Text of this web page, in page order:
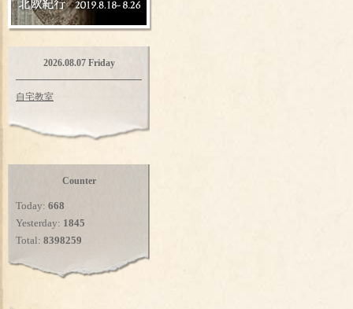
2026.08.07 Friday
自宅教室
Counter
Today: 668
Yesterday: 1845
Total: 8398259